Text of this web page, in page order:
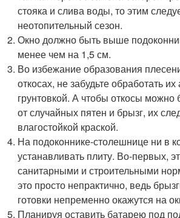
стояка и слива воды, то этим
неотопительный сезон.
Окно должно быть выше
менее чем на 1,5 см.
Во избежание образования
откосах, не забудьте обработать
грунтовкой. А чтобы откосы можно
от случайных пятен и брызг, их
влагостойкой краской.
На подоконнике-столешнице ни в
устанавливать плиту. Во-первых,
санитарными и строительными
это просто непрактично, ведь
готовки непременно окажутся на
Планируя оставить батарею под